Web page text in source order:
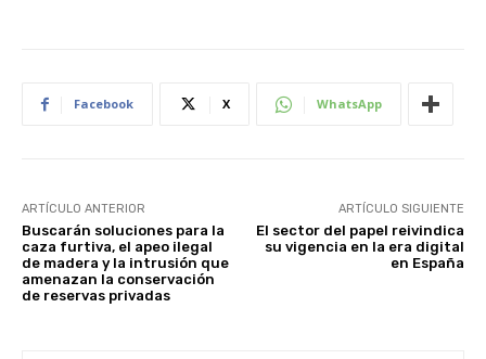
Facebook X WhatsApp
ARTÍCULO ANTERIOR
Buscarán soluciones para la
caza furtiva, el apeo ilegal
de madera y la intrusión que
amenazan la conservación
de reservas privadas
ARTÍCULO SIGUIENTE
El sector del papel reivindica
su vigencia en la era digital
en España